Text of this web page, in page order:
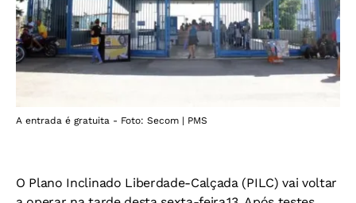
A entrada é gratuita - Foto: Secom | PMS
O Plano Inclinado Liberdade-Calçada (PILC) vai voltar